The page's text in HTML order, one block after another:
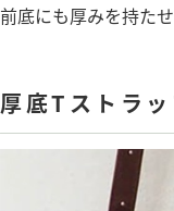
前底にも厚みを持た
厚底Tストラ